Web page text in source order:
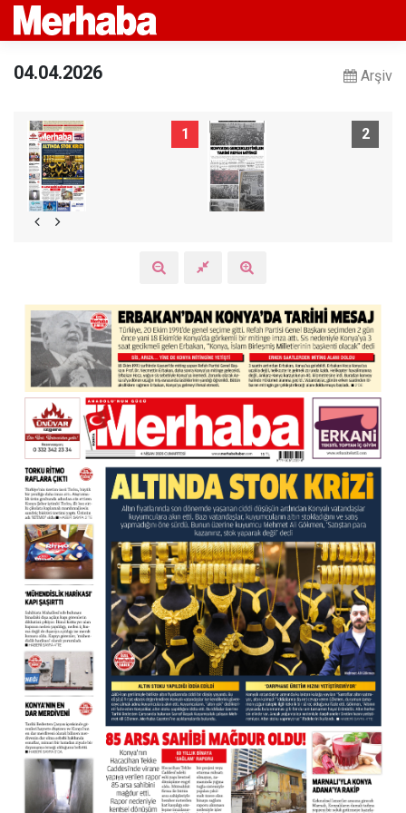
04.04.2026 Arşiv
1 2